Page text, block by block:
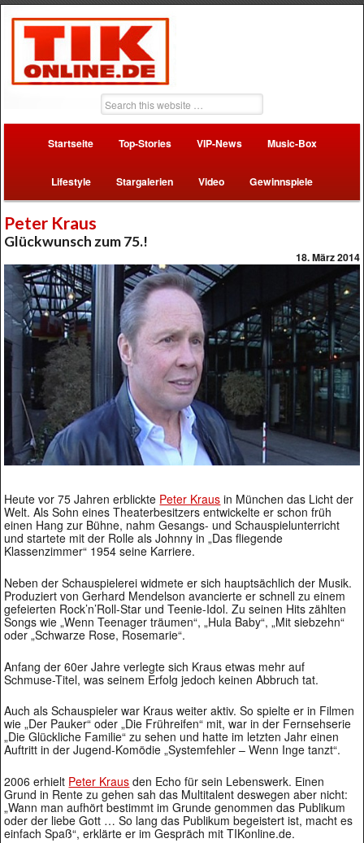
Startseite Top-Stories VIP-News Music-Box
Lifestyle Stargalerien Video Gewinnspiele
Peter Kraus
Glückwunsch zum 75.!
18. März 2014
Heute vor 75 Jahren erblickte Peter Kraus in München das Licht der
Welt. Als Sohn eines Theaterbesitzers entwickelte er schon früh
einen Hang zur Bühne, nahm Gesangs- und Schauspielunterricht
und startete mit der Rolle als Johnny in „Das fliegende
Klassenzimmer“ 1954 seine Karriere.
Neben der Schauspielerei widmete er sich hauptsächlich der Musik.
Produziert von Gerhard Mendelson avancierte er schnell zu einem
gefeierten Rock’n’Roll-Star und Teenie-Idol. Zu seinen Hits zählten
Songs wie „Wenn Teenager träumen“, „Hula Baby“, „Mit siebzehn“
oder „Schwarze Rose, Rosemarie“.
Anfang der 60er Jahre verlegte sich Kraus etwas mehr auf
Schmuse-Titel, was seinem Erfolg jedoch keinen Abbruch tat.
Auch als Schauspieler war Kraus weiter aktiv. So spielte er in Filmen
wie „Der Pauker“ oder „Die Frühreifen“ mit, war in der Fernsehserie
„Die Glückliche Familie“ zu sehen und hatte im letzten Jahr einen
Auftritt in der Jugend-Komödie „Systemfehler – Wenn Inge tanzt“.
2006 erhielt Peter Kraus den Echo für sein Lebenswerk. Einen
Grund in Rente zu gehen sah das Multitalent deswegen aber nicht:
„Wann man aufhört bestimmt im Grunde genommen das Publikum
oder der liebe Gott … So lang das Publikum begeistert ist, macht es
einfach Spaß“, erklärte er im Gespräch mit TIKonline.de.